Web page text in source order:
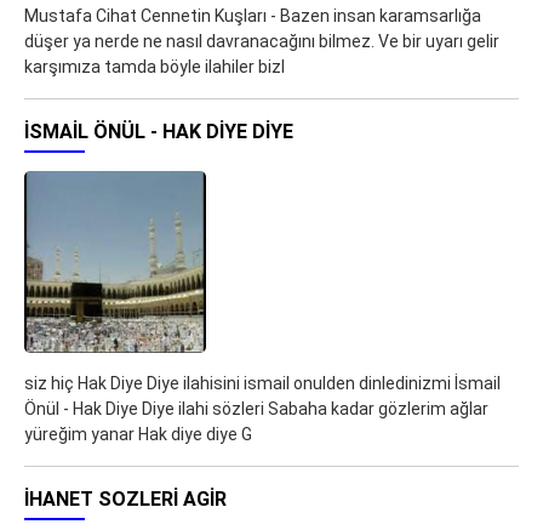
Mustafa Cihat Cennetin Kuşları - Bazen insan karamsarlığa
düşer ya nerde ne nasıl davranacağını bilmez. Ve bir uyarı gelir
karşımıza tamda böyle ilahiler bizl
İSMAIL ÖNÜL - HAK DIYE DIYE
siz hiç Hak Diye Diye ilahisini ismail onulden dinledinizmi İsmail
Önül - Hak Diye Diye ilahi sözleri Sabaha kadar gözlerim ağlar
yüreğim yanar Hak diye diye G
IHANET SOZLERI AGIR